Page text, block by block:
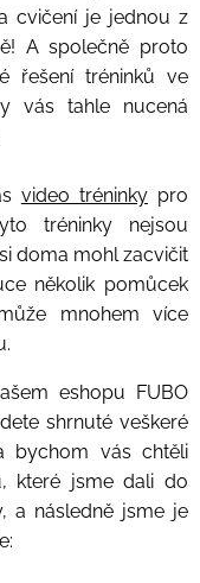
cvičení je jednou z
A společně proto
řešení tréninků ve
vás tahle nucená
video tréninkypro
tréninky nejsou
doma mohl zacvičit
několik pomůcek
mnohem více
eshopu FUBO
shrnuté veškeré
bychom vás chtěli
které jsme dali do
a následně jsme je